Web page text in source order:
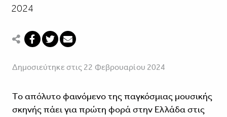
2024
Δημοσιεύτηκε στις 22 Φεβρουαρίου 2024
Tο απόλυτο φαινόμενο της παγκόσμιας μουσικής
σκηνής πάει για πρώτη φορά στην Ελλάδα στις